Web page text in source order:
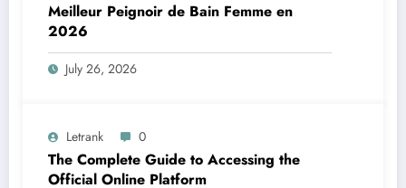
Meilleur Peignoir de Bain Femme en
2026
July 26, 2026
Letrank 0
The Complete Guide to Accessing the
Official Online Platform